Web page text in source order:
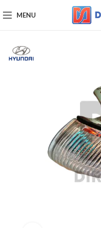
MENU